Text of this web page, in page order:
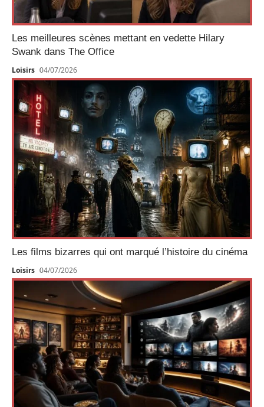
Les meilleures scènes mettant en vedette Hilary
Swank dans The Office
Loisirs 04/07/2026
Les films bizarres qui ont marqué l’histoire du cinéma
Loisirs 04/07/2026